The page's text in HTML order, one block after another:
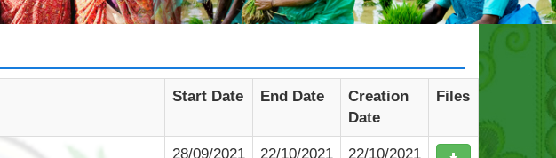
Start Date End Date
Creation
Date
Files
28/09/2021 22/10/2021 22/10/2021